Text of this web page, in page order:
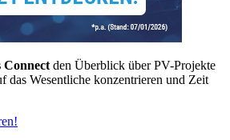
Connect den Überblick über PV-Projekte
das Wesentliche konzentrieren und Zeit